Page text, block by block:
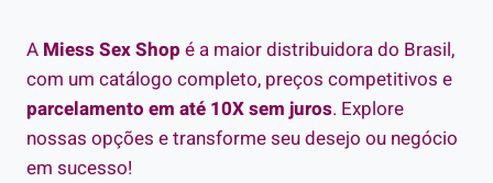
A Miess Sex Shop é a maior distribuidora do Brasil,
com um catálogo completo, preços competitivos e
parcelamento em até 10X sem juros. Explore
nossas opções e transforme seu desejo ou negócio
em sucesso!